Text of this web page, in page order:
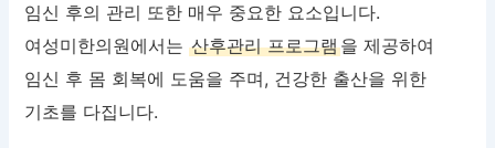
임신 후의 관리 또한 매우 중요한 요소입니다.
여성미한의원에서는산후관리 프로그램을 제공하여
임신 후 몸 회복에 도움을 주며, 건강한 출산을 위한
기초를 다집니다.